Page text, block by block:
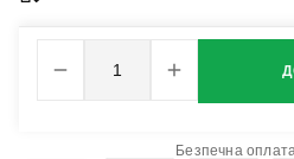
Безпечна